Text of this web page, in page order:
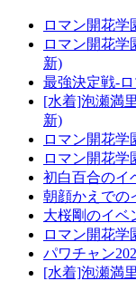
ロマン開花学
ロマン開花学
新)
最強決定戦-
[水着]泡瀬満
新)
ロマン開花学
ロマン開花学
初白百合のイ
朝顔かえでの
大桜剛のイベ
ロマン開花学
パワチャン
[水着]泡瀬満